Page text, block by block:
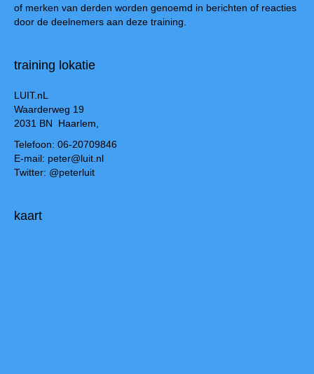
of merken van derden worden genoemd in berichten of reacties
door de deelnemers aan deze training.
training lokatie
LUIT.nL
Waarderweg 19
2031 BN Haarlem,
Telefoon: 06-20709846
E-mail: peter@luit.nl
Twitter: @peterluit
kaart